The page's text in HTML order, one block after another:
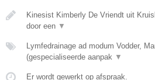
Kinesist Kimberly De Vriendt uit
door een ▼
Lymfedrainage ad modum Vodder,
(gespecialiseerde aanpak ▼
Er wordt gewerkt op afspraak.